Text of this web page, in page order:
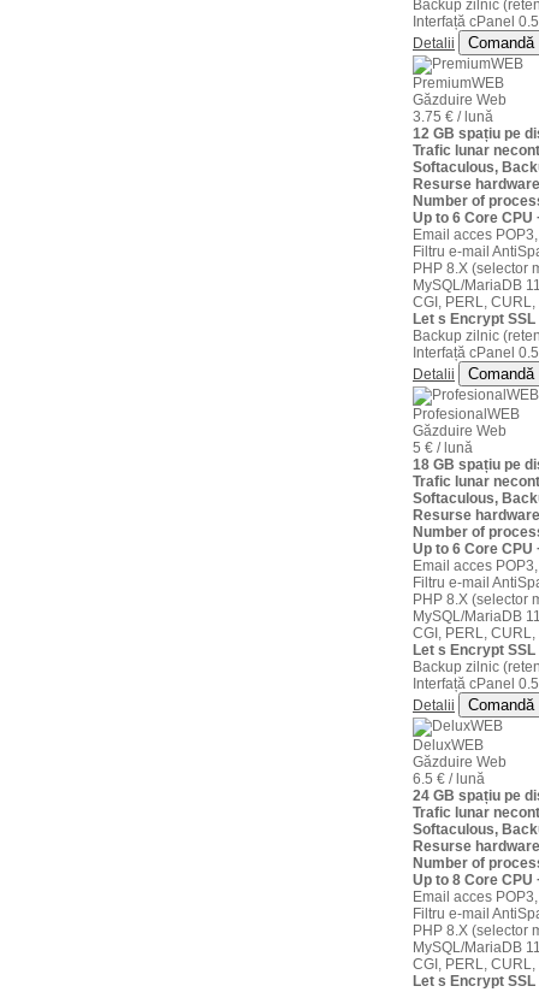
CGI, PERL, CURL, GD2
Comanda
€
/luna
€
/luna
Backup zilnic
Interfață cPanel
Detalii
Comandă
PremiumWEB
Găzduire Web
3.75 € / lună
12 GB spațiu pe
Trafic lunar
Softaculous,
Resurse
Number of
Up to 6 Core CPU
Email acces
Filtru e-mail
PHP 8.X (selector
MySQL/MariaDB
CGI, PERL,
Let s Encrypt
Backup zilnic
Interfață cPanel
Detalii
Comandă
ProfesionalWEB
Găzduire Web
5 € / lună
18 GB spațiu pe
Trafic lunar
Softaculous,
Resurse
Number of
Up to 6 Core CPU
Email acces
Filtru e-mail
PHP 8.X (selector
MySQL/MariaDB
CGI, PERL,
Let s Encrypt
Backup zilnic
Interfață cPanel
Detalii
Comandă
DeluxWEB
Găzduire Web
6.5 € / lună
24 GB spațiu pe
Trafic lunar
Softaculous,
Resurse
Number of
Up to 8 Core CPU
Email acces
Filtru e-mail
PHP 8.X (selector
MySQL/MariaDB
CGI, PERL,
Let s Encrypt